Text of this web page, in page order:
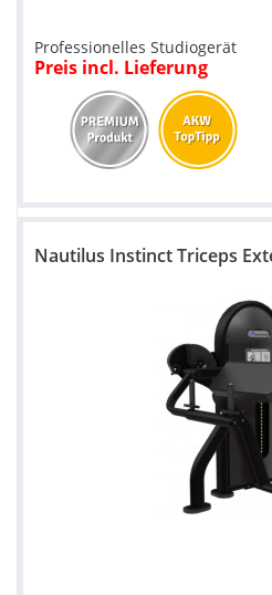
Professionelles Studiogerät
Preis incl. Lieferung
Nautilus Instinct Triceps